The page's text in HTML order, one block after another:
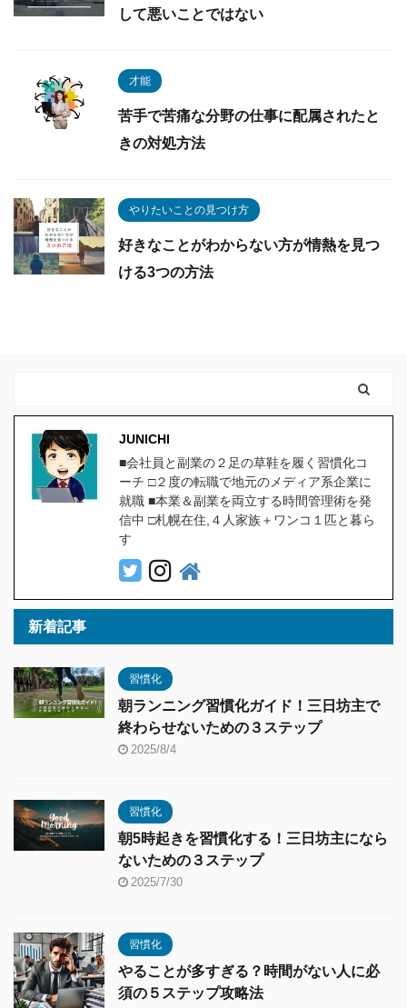
して悪いことではない
才能
苦手で苦痛な分野の仕事に配属されたと
きの対処方法
やりたいことの見つけ方
好きなことがわからない方が情熱を見つ
ける3つの方法
JUNICHI
■会社員と副業の２足の草鞋を履く習慣化コ
ーチ □２度の転職で地元のメディア系企業に
就職 ■本業＆副業を両立する時間管理術を発
信中 □札幌在住,４人家族＋ワンコ１匹と暮ら
す
新着記事
習慣化
朝ランニング習慣化ガイド！三日坊主で
終わらせないための３ステップ
2025/8/4
習慣化
朝5時起きを習慣化する！三日坊主になら
ないための３ステップ
2025/7/30
習慣化
やることが多すぎる？時間がない人に必
須の５ステップ攻略法